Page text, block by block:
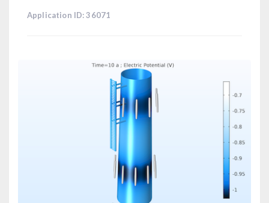
Application ID: 36071